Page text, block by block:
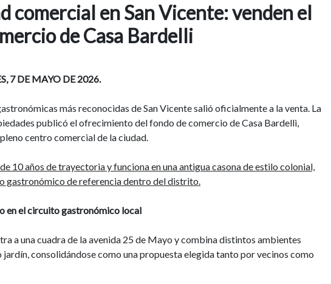
comercial en San Vicente: venden el
de Casa Bardelli
7 DE MAYO DE 2026.
más reconocidas de San Vicente salió oficialmente a la venta. La
publicó el ofrecimiento del fondo de comercio de Casa Bardelli,
centro comercial de la ciudad.
10 años de trayectoria y funciona en una antigua casona de estilo colonial,
gastronómico de referencia dentro del distrito.
en el circuito gastronómico local
a una cuadra de la avenida 25 de Mayo y combina distintos ambientes
consolidándose como una propuesta elegida tanto por vecinos como